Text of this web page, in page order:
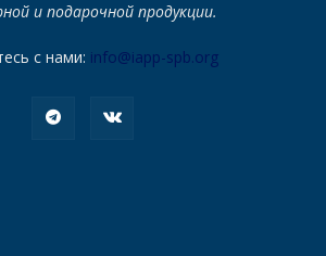
и подарочной продукции.
с нами: info@iapp-spb.org